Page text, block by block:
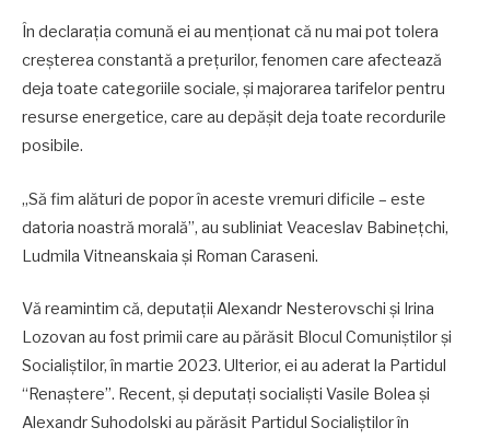
În declarația comună ei au menționat că nu mai pot tolera
creșterea constantă a prețurilor, fenomen care afectează
deja toate categoriile sociale, și majorarea tarifelor pentru
resurse energetice, care au depășit deja toate recordurile
posibile.
„Să fim alături de popor în aceste vremuri dificile – este
datoria noastră morală”, au subliniat Veaceslav Babinețchi,
Ludmila Vitneanskaia și Roman Caraseni.
Vă reamintim că, deputații Alexandr Nesterovschi și Irina
Lozovan au fost primii care au părăsit Blocul Comuniștilor și
Socialiștilor, în martie 2023. Ulterior, ei au aderat la Partidul
“Renaștere”. Recent, și deputați socialiști Vasile Bolea și
Alexandr Suhodolski au părăsit Partidul Socialiștilor în